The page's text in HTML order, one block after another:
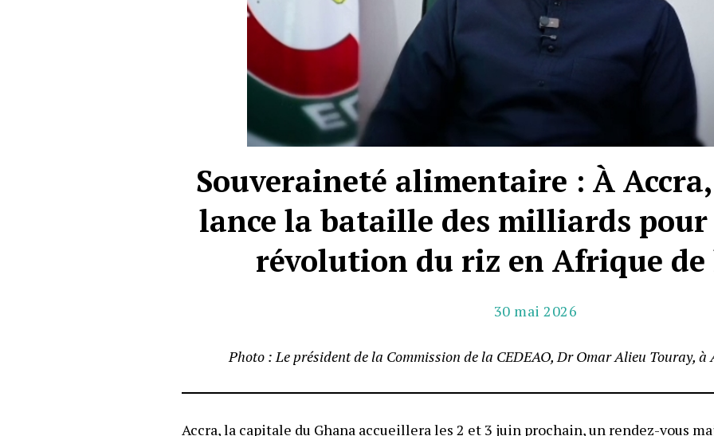
Souveraineté alimentaire : À Accra,
lance la bataille des milliards
révolution du riz en Afrique de
30 mai 2026
Photo : Le président de la Commission de la CEDEAO, Dr Omar Alieu Touray, à
Accra, la capitale du Ghana accueillera les 2 et 3 juin prochain, un rendez-vous